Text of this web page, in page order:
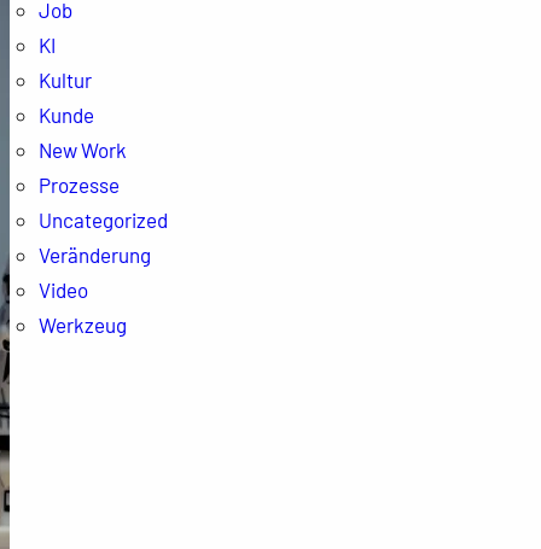
Job
KI
Kultur
Kunde
New Work
Prozesse
Uncategorized
Veränderung
Video
Werkzeug